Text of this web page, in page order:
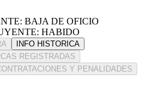
BAJA DE OFICIO
HABIDO
INFO HISTORICA
REGISTRADAS
Y PENALIDADES